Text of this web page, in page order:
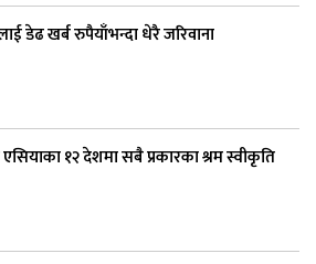
डेढ खर्ब रुपैयाँभन्दा धेरै जरिवाना
एसियाका १२ देशमा सबै प्रकारका श्रम स्वीकृति